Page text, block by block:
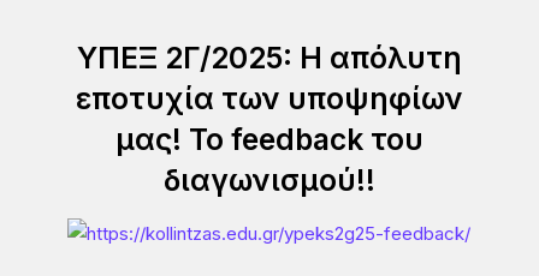
ΥΠΕΞ 2Γ/2025: Η απόλυτη
εποτυχία των υποψηφίων
μας! Το feedback του
διαγωνισμού!!